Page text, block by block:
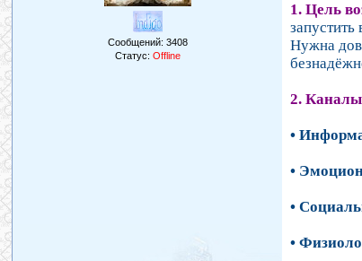
Сообщений: 3408
Статус: Offline
1. Цель
Нужна
2.
•
•
•
•